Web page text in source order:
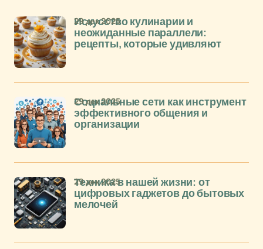
Искусство кулинарии и
неожиданные параллели:
рецепты, которые удивляют
29 дек 2025
Социальные сети как инструмент
эффективного общения и
организации
29 дек 2025
Техника в нашей жизни: от
цифровых гаджетов до бытовых
мелочей
29 дек 2025